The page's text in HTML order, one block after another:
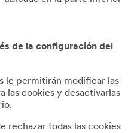
de la configuración del
le permitirán modificar las
las cookies y desactivarlas
rechazar todas las cookies